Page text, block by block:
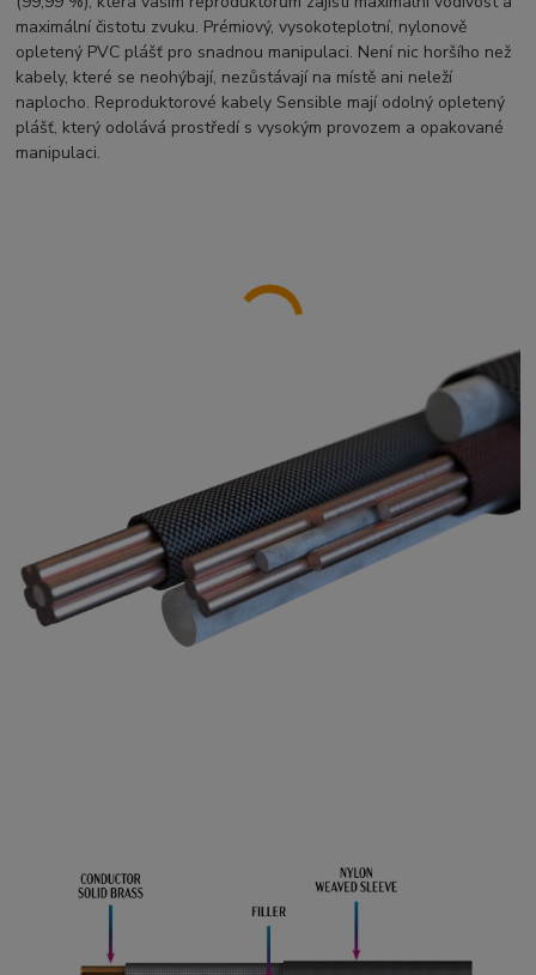
maximální čistotu zvuku. Prémiový, vysokoteplotní, nylonově
opletený PVC plášť pro snadnou manipulaci. Není nic horšího než
kabely, které se neohýbají, nezůstávají na místě ani neleží
naplocho. Reproduktorové kabely Sensible mají odolný opletený
plášť, který odolává prostředí s vysokým provozem a opakované
manipulaci.